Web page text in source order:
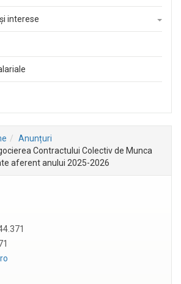
interese
Anunțuri
Contractului Colectiv de Munca
aferent anului 2025-2026